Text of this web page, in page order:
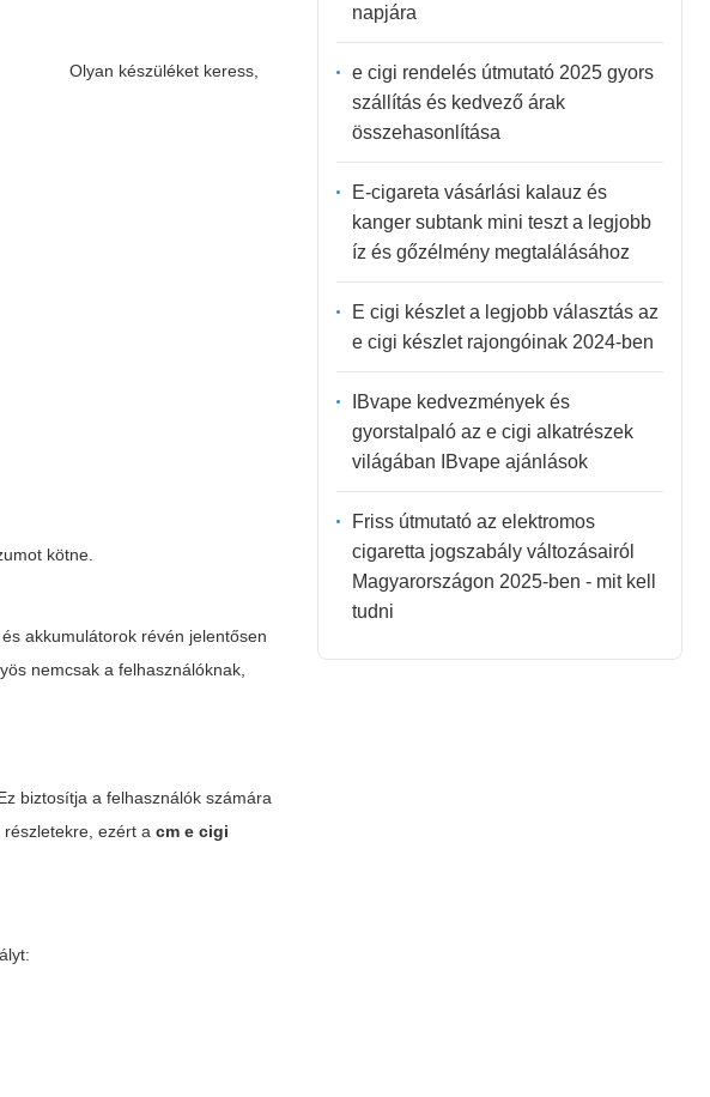
Olyan készüléket keress,
kötne.
akkumulátorok révén jelentősen
nemcsak a felhasználóknak,
biztosítja a felhasználók számára
részletekre, ezért acm e cigi
napjára
e cigi rendelés útmutató 2025 gyors
szállítás és kedvező árak
összehasonlítása
E-cigareta vásárlási kalauz és
kanger subtank mini teszt a legjobb
íz és gőzélmény megtalálásához
E cigi készlet a legjobb választás az
e cigi készlet rajongóinak 2024-ben
IBvape kedvezmények és
gyorstalpaló az e cigi alkatrészek
világában IBvape ajánlások
Friss útmutató az elektromos
cigaretta jogszabály változásairól
Magyarországon 2025-ben - mit kell
tudni